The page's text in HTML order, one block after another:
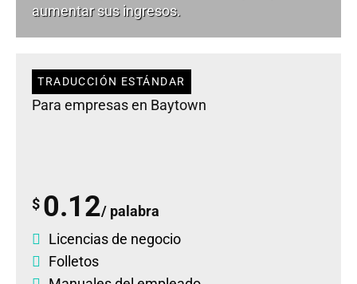
aumentar sus ingresos.
TRADUCCIÓN ESTÁNDAR
Para empresas en Baytown
$ 0.12/ palabra
Licencias de negocio
Folletos